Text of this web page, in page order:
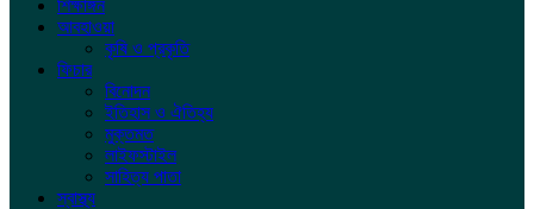
শিক্ষাঙ্গন
আবহাওয়া
কৃষি ও প্রকৃতি
ফিচার
বিনোদন
ইতিহাস ও ঐতিহ্য
মুক্তমত
লাইফস্টাইল
সাহিত্য পাতা
স্বাস্থ্য